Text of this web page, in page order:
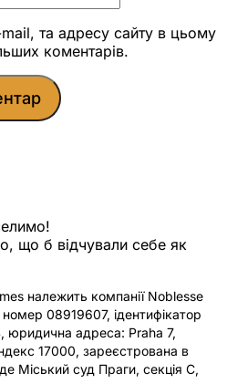
та адресу сайту в цьому
коментарів.
що б відчували себе як
належить компанії Noblesse
08919607, ідентифікатор
юридична адреса: Praha 7,
17000, зареєстрована в
Міський суд Праги, секція C,